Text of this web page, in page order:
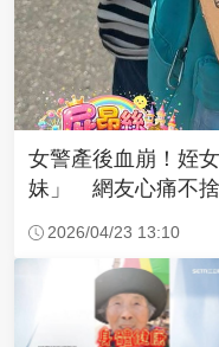
女警產後血崩！姪
妹」 網友心痛不
2026/04/23 13:10